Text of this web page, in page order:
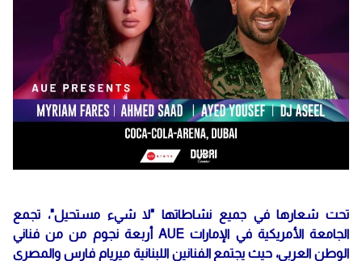
تحت شعارها في جميع نشاطاتها "لا شيء مستحيل"، تجمع
الجامعة الأمريكية في الإمارات AUE أربعة نجوم من من فناني
الوطن العربي، حيث يجتمع الفنانين اللبنانية ميريام فارس والمصري